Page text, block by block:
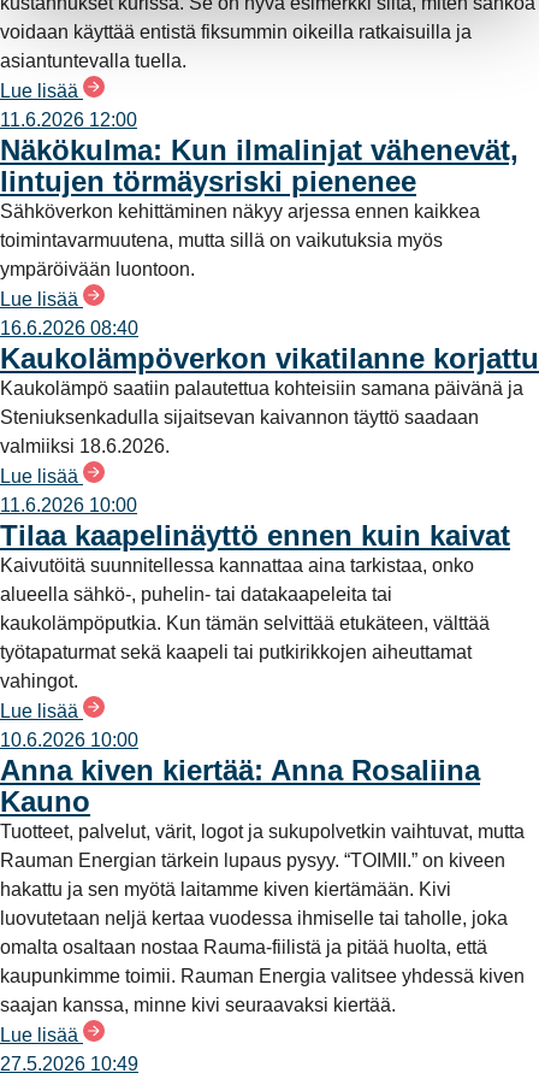
voidaan käyttää entistä fiksummin oikeilla ratkaisuilla ja
asiantuntevalla tuella.
Lue lisää
11.6.2026 12:00
Näkökulma: Kun ilmalinjat vähenevät,
lintujen törmäysriski pienenee
Sähköverkon kehittäminen näkyy arjessa ennen kaikkea
toimintavarmuutena, mutta sillä on vaikutuksia myös
ympäröivään luontoon.
Lue lisää
16.6.2026 08:40
Kaukolämpöverkon vikatilanne korjattu
Kaukolämpö saatiin palautettua kohteisiin samana päivänä ja
Steniuksenkadulla sijaitsevan kaivannon täyttö saadaan
valmiiksi 18.6.2026.
Lue lisää
11.6.2026 10:00
Tilaa kaapelinäyttö ennen kuin kaivat
Kaivutöitä suunnitellessa kannattaa aina tarkistaa, onko
alueella sähkö-, puhelin- tai datakaapeleita tai
kaukolämpöputkia. Kun tämän selvittää etukäteen, välttää
työtapaturmat sekä kaapeli tai putkirikkojen aiheuttamat
vahingot.
Lue lisää
10.6.2026 10:00
Anna kiven kiertää: Anna Rosaliina
Kauno
Tuotteet, palvelut, värit, logot ja sukupolvetkin vaihtuvat, mutta
Rauman Energian tärkein lupaus pysyy. “TOIMII.” on kiveen
hakattu ja sen myötä laitamme kiven kiertämään. Kivi
luovutetaan neljä kertaa vuodessa ihmiselle tai taholle, joka
omalta osaltaan nostaa Rauma-fiilistä ja pitää huolta, että
kaupunkimme toimii. Rauman Energia valitsee yhdessä kiven
saajan kanssa, minne kivi seuraavaksi kiertää.
Lue lisää
27.5.2026 10:49